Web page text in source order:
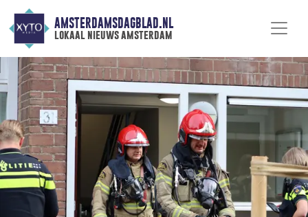
AMSTERDAMSDAGBLAD.NL
lokaal nieuws amsterdam